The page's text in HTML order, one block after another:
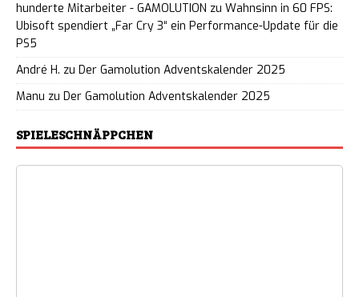
hunderte Mitarbeiter - GAMOLUTION zu Wahnsinn in 60 FPS:
Ubisoft spendiert „Far Cry 3“ ein Performance-Update für die
PS5
André H. zu Der Gamolution Adventskalender 2025
Manu zu Der Gamolution Adventskalender 2025
SPIELESCHNÄPPCHEN